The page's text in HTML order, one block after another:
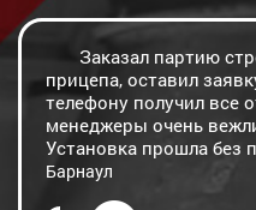
Заказал партию
прицепа, оставил
телефону получил все
менеджеры очень
Установка прошла без
Барнаул